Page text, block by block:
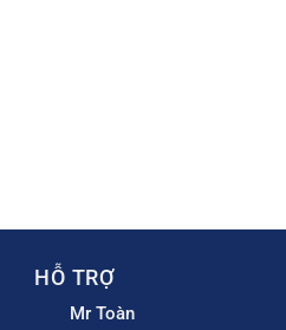
HỖ TRỢ
Mr Toàn